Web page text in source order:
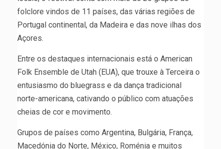
folclore vindos de 11 países, das várias regiões de
Portugal continental, da Madeira e das nove ilhas dos
Açores.
Entre os destaques internacionais está o American
Folk Ensemble de Utah (EUA), que trouxe à Terceira o
entusiasmo do bluegrass e da dança tradicional
norte-americana, cativando o público com atuações
cheias de cor e movimento.
Grupos de países como Argentina, Bulgária, França,
Macedónia do Norte, México, Roménia e muitos